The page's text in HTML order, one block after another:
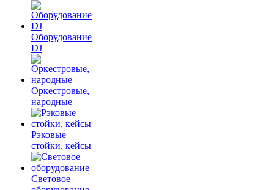
Оборудование
DJ
Оркестровые,
народные
Рэковые
стойки, кейсы
Световое